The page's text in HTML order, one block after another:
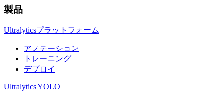
製品
Ultralyticsプラットフォーム
アノテーション
トレーニング
デプロイ
Ultralytics YOLO